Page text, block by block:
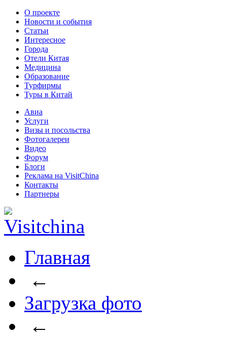
О проекте
Новости и события
Статьи
Интересное
Города
Отели Китая
Медицина
Образование
Турфирмы
Туры в Китай
Авиа
Услуги
Визы и посольства
Фотогалереи
Видео
Форум
Блоги
Реклама на VisitChina
Контакты
Партнеры
Главная
←
Загрузка фото
←